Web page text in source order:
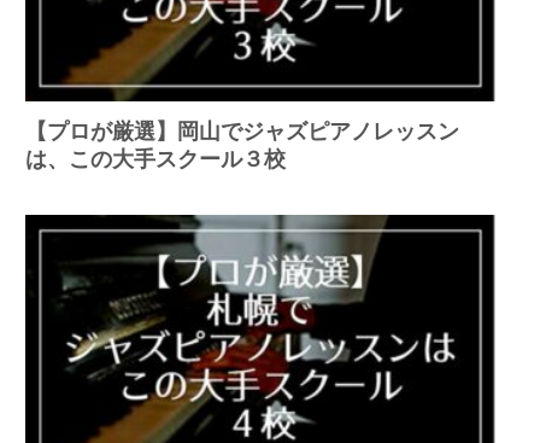
【プロが厳選】岡山でジャズピアノレッスン
は、この大手スクール３校